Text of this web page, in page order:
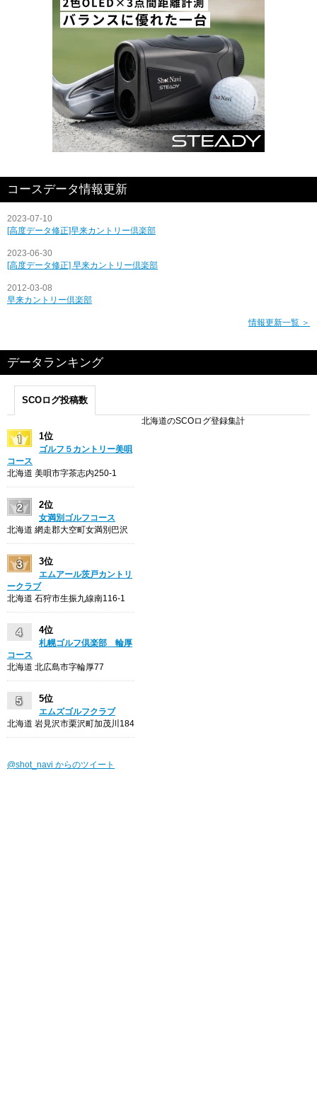
コースデータ情報更新
2023-07-10
[高度データ修正]早来カントリー倶楽部
2023-06-30
[高度データ修正] 早来カントリー倶楽部
2012-03-08
早来カントリー倶楽部
情報更新一覧 ＞
データランキング
SCOログ投稿数
北海道のSCOログ登録集計
1位
ゴルフ５カントリー美唄
コース
北海道 美唄市字茶志内250-1
2位
女満別ゴルフコース
北海道 網走郡大空町女満別巴沢
3位
エムアール茨戸カントリ
ークラブ
北海道 石狩市生振九線南116-1
4位
札幌ゴルフ倶楽部 輪厚
コース
北海道 北広島市字輪厚77
5位
エムズゴルフクラブ
北海道 岩見沢市栗沢町加茂川184
@shot_navi からのツイート